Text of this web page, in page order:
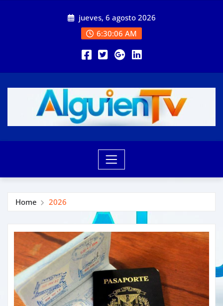
jueves, 6 agosto 2026
6:30:07 AM
Home 2026